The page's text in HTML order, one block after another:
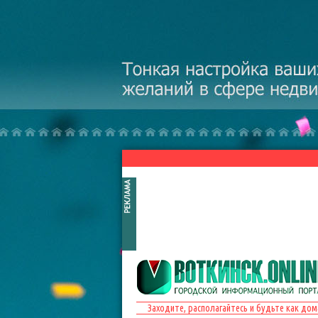
Заходите, располагайтесь и будьте как